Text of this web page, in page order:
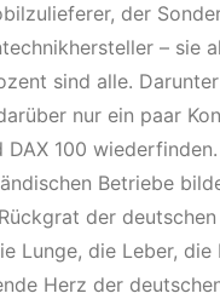
der
– sie
sind alle.
nur ein paar
DAX 100 wiederfinden.
Betriebe
der
Lunge, die Leber,
Herz der